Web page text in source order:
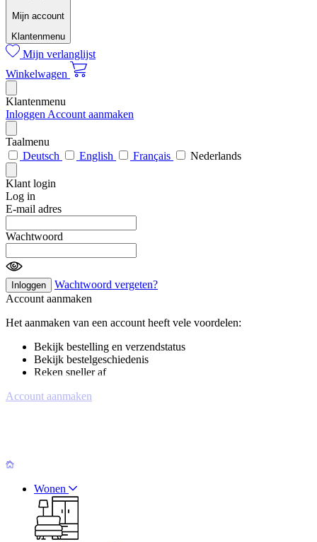
Mijn account
Klantenmenu
Mijn verlanglijst
Winkelwagen
Klantenmenu
Inloggen Account aanmaken
Taalmenu
Deutsch
English Français Nederlands
Klant login
Log in
E-mail adres
Wachtwoord
Inloggen
Wachtwoord vergeten?
Account aanmaken
Het aanmaken van een account heeft vele voordelen:
Bekijk bestelling en verzendstatus
Bekijk bestelgeschiedenis
Reken sneller af
Account aanmaken
Wonen